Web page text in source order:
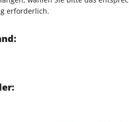
aufgeputschte Athleten
erforderlich.